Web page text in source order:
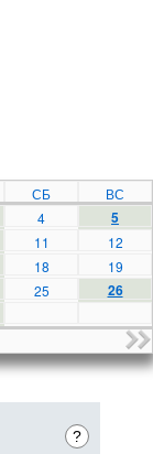
СБ ВС
4
5
11 12
18 19
25
26
?